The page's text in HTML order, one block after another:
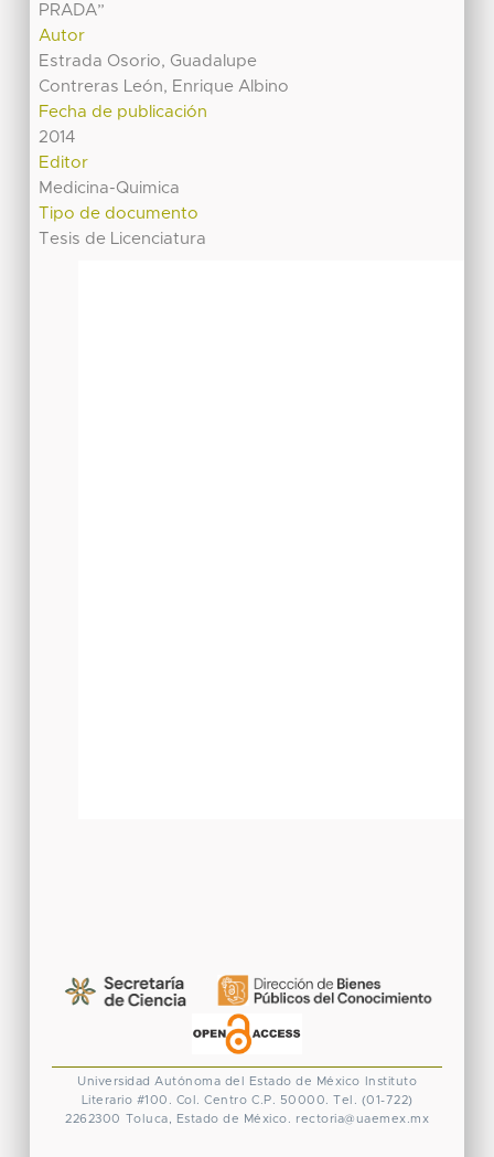
PRADA”
Autor
Estrada Osorio, Guadalupe
Contreras León, Enrique Albino
Fecha de publicación
2014
Editor
Medicina-Quimica
Tipo de documento
Tesis de Licenciatura
Universidad Autónoma del Estado de México
Instituto
Literario #100. Col. Centro C.P. 50000. Tel. (01-722)
2262300 Toluca, Estado de México. rectoria@uaemex.mx